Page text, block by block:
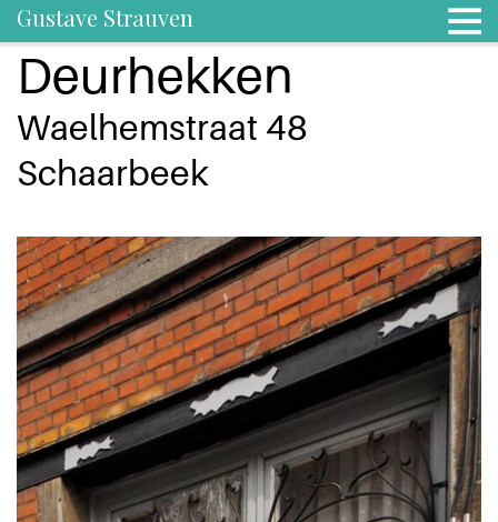
Gustave Strauven
Deurhekken
Waelhemstraat 48
Schaarbeek